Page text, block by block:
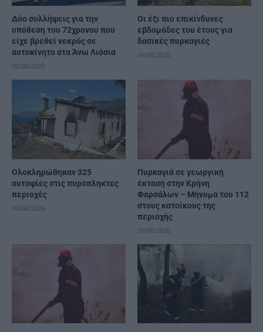
Δύο συλλήψεις για την
υπόθεση του 72χρονου που
είχε βρεθεί νεκρός σε
αυτοκίνητο στα Άνω Λιόσια
06/08/2026
Οι έξι πιο επικίνδυνες
εβδομάδες του έτους για
δασικές πυρκαγιές
06/08/2026
Ολοκληρώθηκαν 325
αυτοψίες στις πυρόπληκτες
περιοχές
06/08/2026
Πυρκαγιά σε γεωργική
έκταση στην Κρήνη
Φαρσάλων – Μήνυμα του 112
στους κατοίκους της
περιοχής
06/08/2026